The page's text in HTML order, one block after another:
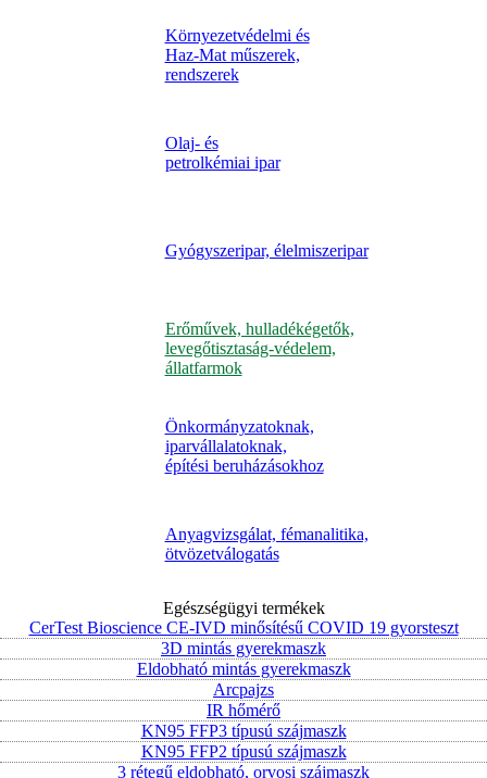
Környezetvédelmi és
Haz-Mat műszerek,
rendszerek
Olaj- és
petrolkémiai ipar
Gyógyszeripar, élelmiszeripar
Erőművek, hulladékégetők,
levegőtisztaság-védelem,
állatfarmok
Önkormányzatoknak,
iparvállalatoknak,
építési beruházásokhoz
Anyagvizsgálat, fémanalitika,
ötvözetválogatás
Egészségügyi termékek
CerTest Bioscience CE-IVD minősítésű COVID 19 gyorsteszt
3D mintás gyerekmaszk
Eldobható mintás gyerekmaszk
Arcpajzs
IR hőmérő
KN95 FFP3 típusú szájmaszk
KN95 FFP2 típusú szájmaszk
3 rétegű eldobható, orvosi szájmaszk